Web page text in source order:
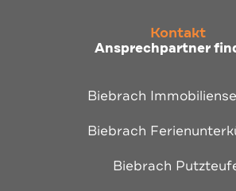
Kontakt
Ansprechpartner
Biebrach
Biebrach
Biebrach